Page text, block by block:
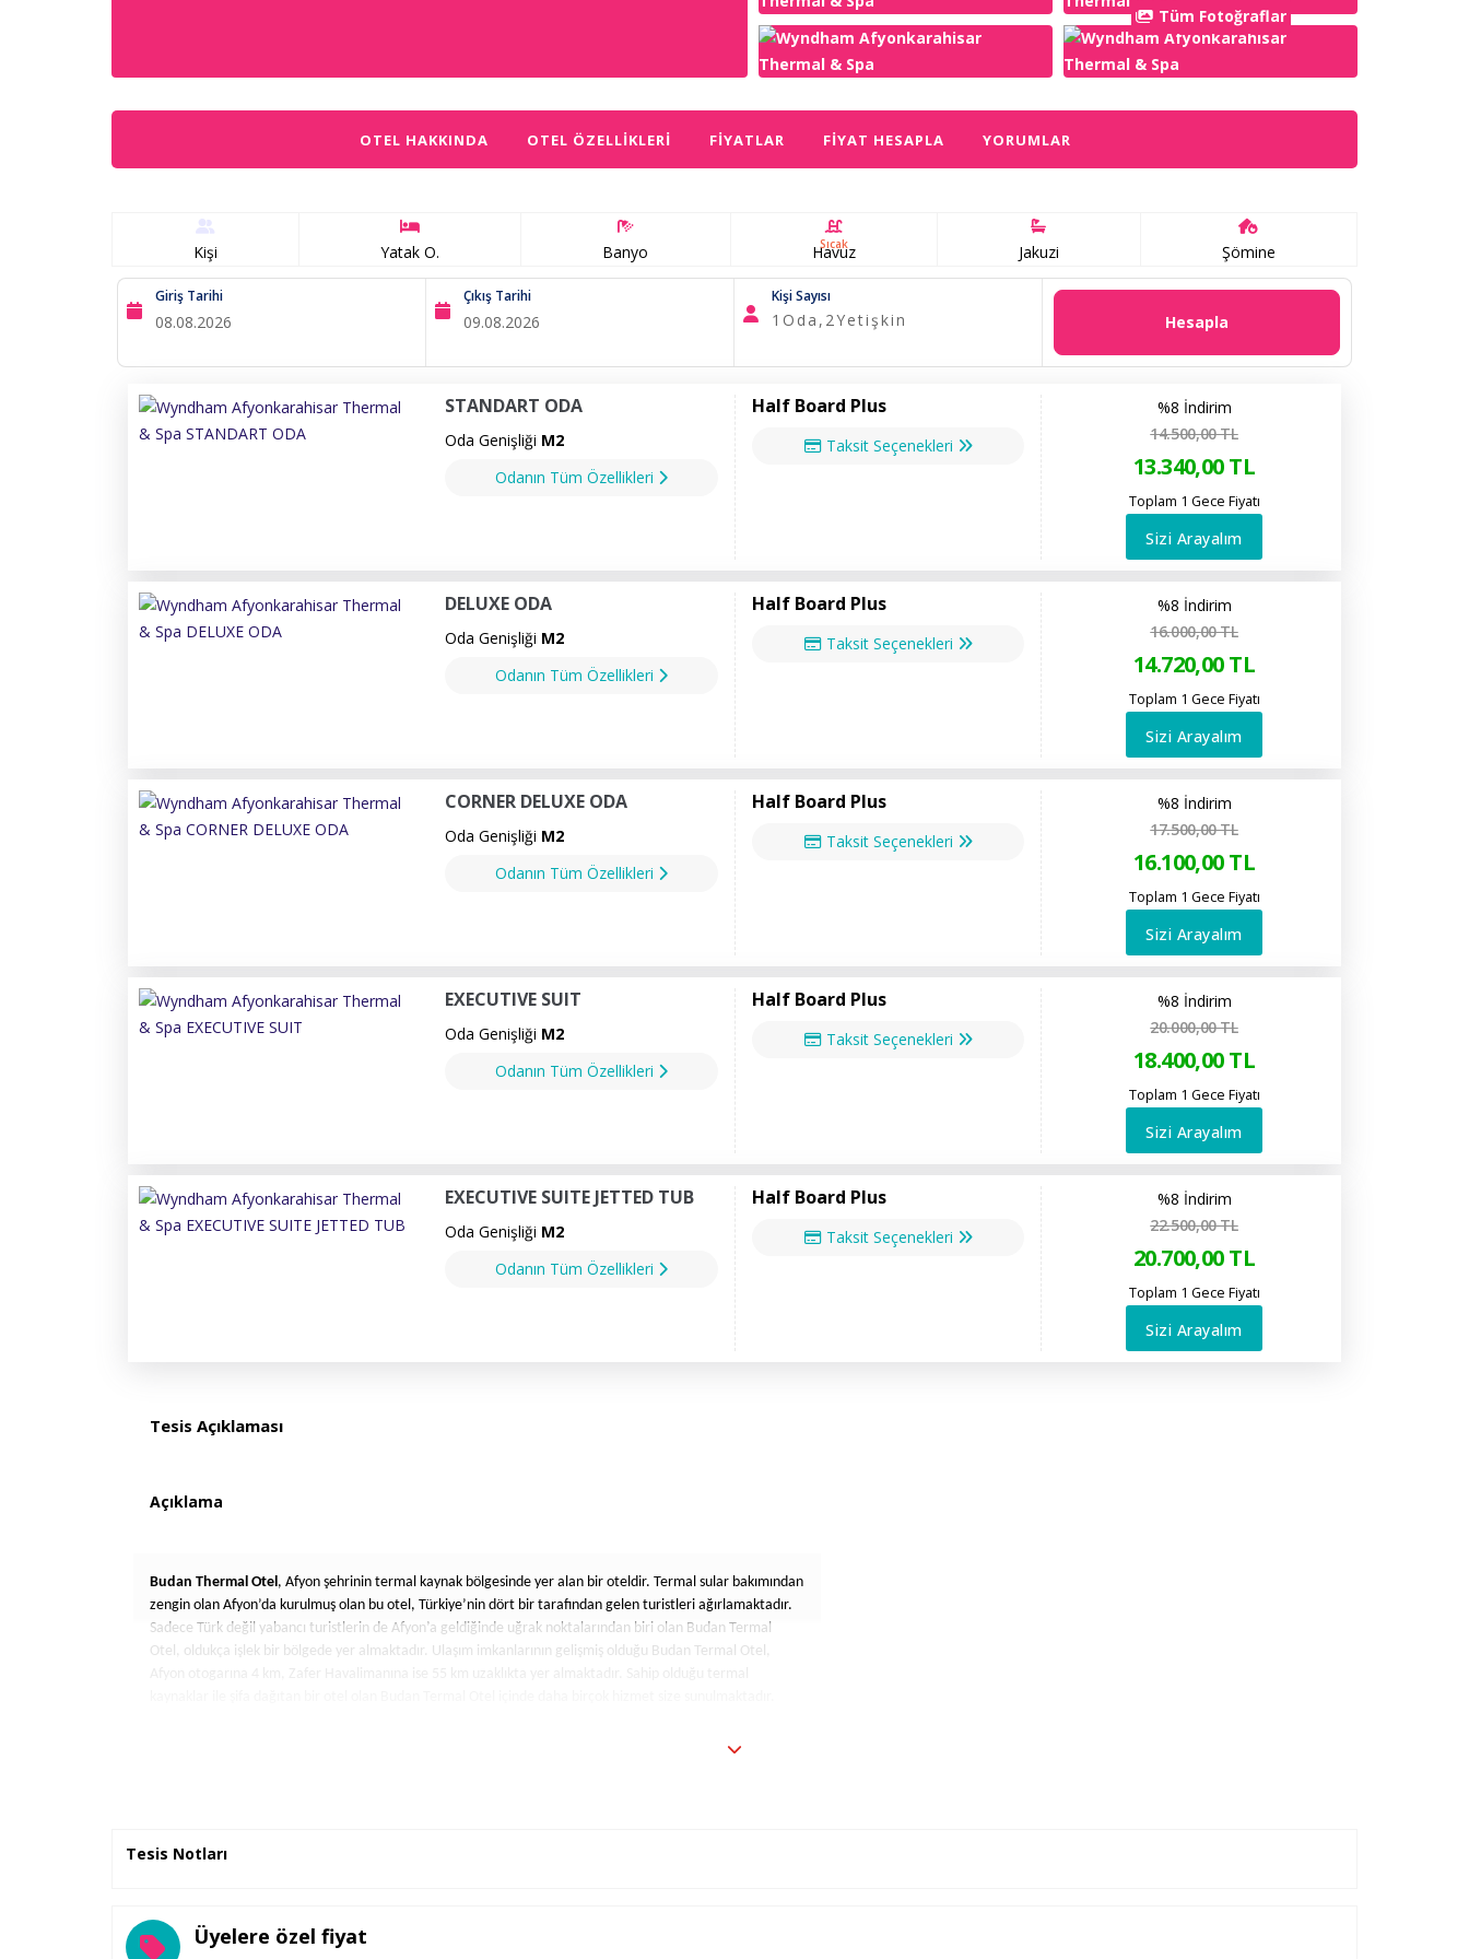
Tüm Fotoğraflar
OTEL HAKKINDA OTEL ÖZELLIKLERI FIYATLAR FIYAT HESAPLA YORUMLAR
Kişi Yatak O. Banyo Sıcak
Havuz Jakuzi Şömine
Giriş Tarihi Çıkış Tarihi Kişi Sayısı
1 Oda, 2Yetişkin Hesapla
STANDART ODA
Oda Genişliği M2
Odanın Tüm Özellikleri
Half Board Plus
Taksit Seçenekleri
%8 İndirim
14.500,00TL
13.340,00TL
Toplam 1 Gece Fiyatı
Sizi Arayalım
DELUXE ODA
Oda Genişliği M2
Odanın Tüm Özellikleri
Half Board Plus
Taksit Seçenekleri
%8 İndirim
16.000,00TL
14.720,00TL
Toplam 1 Gece Fiyatı
Sizi Arayalım
CORNER DELUXE ODA
Oda Genişliği M2
Odanın Tüm Özellikleri
Half Board Plus
Taksit Seçenekleri
%8 İndirim
17.500,00TL
16.100,00TL
Toplam 1 Gece Fiyatı
Sizi Arayalım
EXECUTIVE SUIT
Oda Genişliği M2
Odanın Tüm Özellikleri
Half Board Plus
Taksit Seçenekleri
%8 İndirim
20.000,00TL
18.400,00TL
Toplam 1 Gece Fiyatı
Sizi Arayalım
EXECUTIVE SUITE JETTED TUB
Oda Genişliği M2
Odanın Tüm Özellikleri
Half Board Plus
Taksit Seçenekleri
%8 İndirim
22.500,00TL
20.700,00TL
Toplam 1 Gece Fiyatı
Sizi Arayalım
Tesis Açıklaması
Açıklama
Budan Thermal Otel, Afyon şehrinin termal kaynak bölgesinde yer alan bir oteldir. Termal sular bakımından
zengin olan Afyon’da kurulmuş olan bu otel, Türkiye’nin dört bir tarafından gelen turistleri ağırlamaktadır.
Sadece Türk değil yabancı turistlerin de Afyon’a geldiğinde uğrak noktalarından biri olan Budan Termal
Otel, oldukça işlek bir bölgede yer almaktadır. Ulaşım imkanlarının gelişmiş olduğu Budan Termal Otel,
oteldir. Oldukça lüks döşenmiş olan ve dışarıdan bakıldığında da dikkat çeken bu otel, içeride sizi çok daha
Otel, müşteri memnuniyetini ön planda tutan bir oteldir. Toplam 156 oda sayınsa sahip olan Budan Termal
Otel, bütün odalar için yeterli hizmeti sunabilen, kapasitesi oldukça geniş bir oteldir. otelz adlı siteden
Tesis Notları
Üyelere özel fiyat